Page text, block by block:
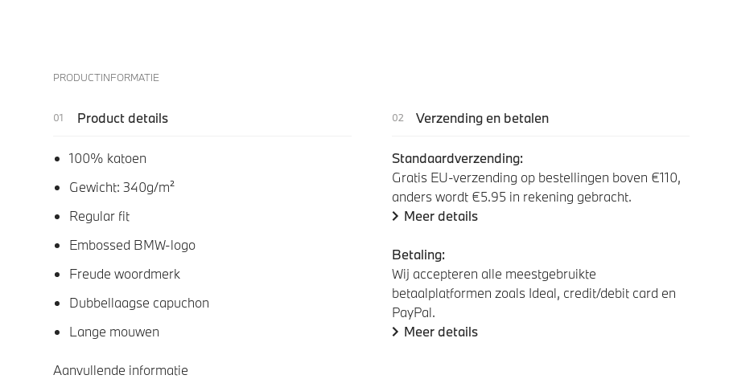
PRODUCTINFORMATIE
Product details
100% katoen
Gewicht: 340g/m²
Regular fit
Embossed BMW-logo
Freude woordmerk
Dubbellaagse capuchon
Lange mouwen
Aanvullende informatie
Verzending en betalen
Standaardverzending:
Gratis EU-verzending op bestellingen boven €110,
anders wordt €5.95 in rekening gebracht.
Meer details
Betaling:
Wij accepteren alle meestgebruikte
betaalplatformen zoals Ideal, credit/debit card en
PayPal.
Meer details